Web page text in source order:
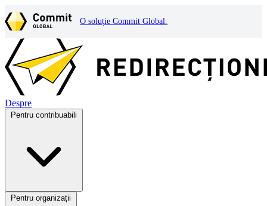
O soluție Commit Global.
Despre
Pentru contribuabili
Pentru organizații